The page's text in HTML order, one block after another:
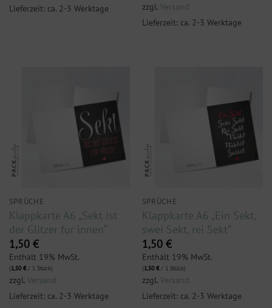
Lieferzeit: ca. 2-3 Werktage
zzgl. Versand
Lieferzeit: ca. 2-3 Werktage
SPRÜCHE
Klappkarte A6 „Sekt ist
der Glitzer für innen“
1,50 €
Enthält 19% MwSt.
(1,50€/ 1 Stück)
zzgl. Versand
Lieferzeit: ca. 2-3 Werktage
SPRÜCHE
Klappkarte A6 „Ein Sekt,
swei Sekt, rei Sekt“
1,50 €
Enthält 19% MwSt.
(1,50€/ 1 Stück)
zzgl. Versand
Lieferzeit: ca. 2-3 Werktage